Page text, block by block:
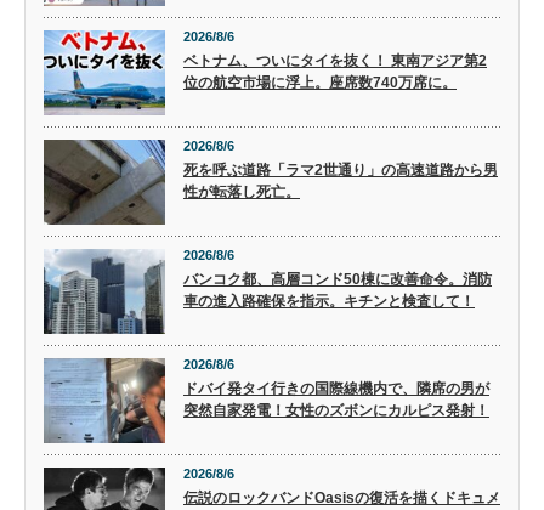
2026/8/6
ベトナム、ついにタイを抜く！ 東南アジア第2
位の航空市場に浮上。座席数740万席に。
2026/8/6
死を呼ぶ道路「ラマ2世通り」の高速道路から男
性が転落し死亡。
2026/8/6
バンコク都、高層コンド50棟に改善命令。消防
車の進入路確保を指示。キチンと検査して！
2026/8/6
ドバイ発タイ行きの国際線機内で、隣席の男が
突然自家発電！女性のズボンにカルピス発射！
2026/8/6
伝説のロックバンドOasisの復活を描くドキュメ